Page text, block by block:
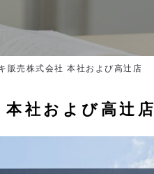
販売株式会社 本社および高辻店
社および高辻店